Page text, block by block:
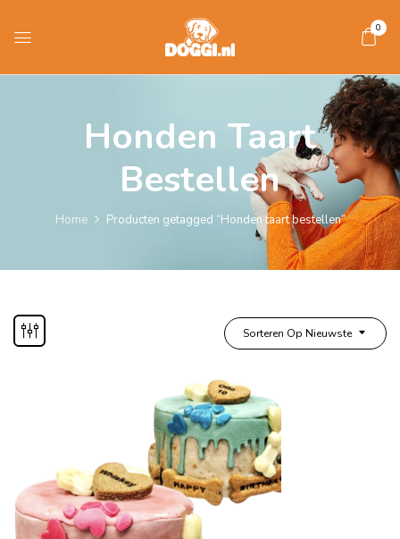
0
Honden Taart
Bestellen
Home Producten getagged “Honden taart bestellen”
Sorteren Op Nieuwste